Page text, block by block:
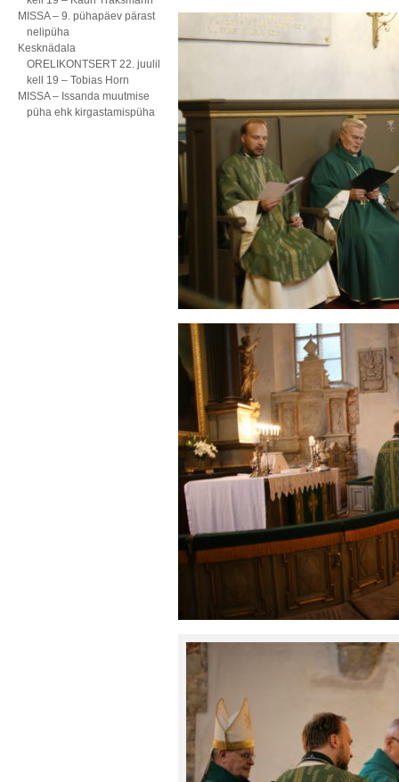
MISSA – 9. pühapäev pärast
nelipüha
Kesknädala
ORELIKONTSERT 22. juulil
kell 19 – Tobias Horn
MISSA – Issanda muutmise
püha ehk kirgastamispüha